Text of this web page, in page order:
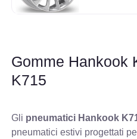
Gomme Hankook
K715
Gli pneumatici Hankook
pneumatici estivi progettati